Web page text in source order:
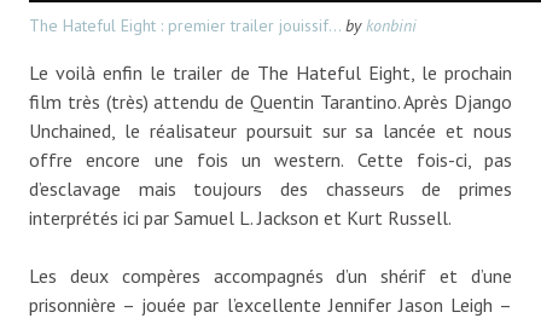
The Hateful Eight : premier trailer jouissif... bykonbini
Le voilà enfin le trailer de The Hateful Eight, le prochain
film très (très) attendu de Quentin Tarantino. Après Django
Unchained, le réalisateur poursuit sur sa lancée et nous
offre encore une fois un western. Cette fois-ci, pas
d’esclavage mais toujours des chasseurs de primes
interprétés ici par Samuel L. Jackson et Kurt Russell.
Les deux compères accompagnés d’un shérif et d’une
prisonnière – jouée par l’excellente Jennifer Jason Leigh –